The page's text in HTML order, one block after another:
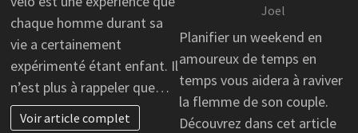
chaque homme durant sa
vie a certainement
expérimenté étant enfant. Il
n’est plus à rappeler que…
Voir article complet
Joel
Planifier un weekend en
amoureux de temps en
temps vous aidera à raviver
la flemme de son couple.
Découvrez dans cet article